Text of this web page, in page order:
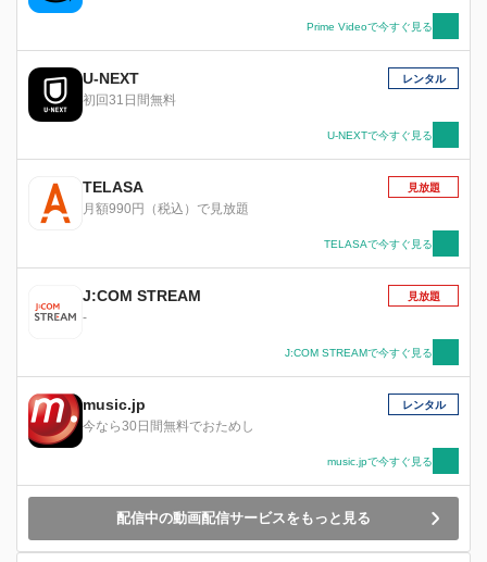
間ドラマ”が絡みあうハイクオリティーなミステ
リーとして、1999年のスタート時から根強い人
気を誇っており、現行のテレビドラマでは最も長
Prime Videoで今すぐ見る
U-NEXT
初回31日間無料
レンタル
U-NEXTで今すぐ見る
TELASA
月額990円（税込）で見放題
見放題
TELASAで今すぐ見る
J:COM STREAM
-
見放題
J:COM STREAMで今すぐ見る
music.jp
今なら30日間無料でおためし
レンタル
music.jpで今すぐ見る
配信中の動画配信サービスをもっと見る